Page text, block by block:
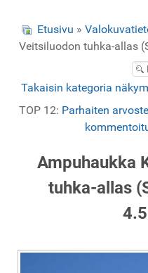
Etusivu »
Veitsiluodon tuhka-allas
Takaisin kategoria
TOP 12: Parhaiten
Ampuhaukka
tuhka-allas